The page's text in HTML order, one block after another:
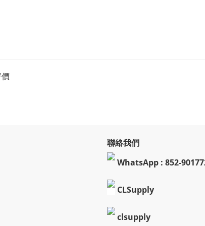
聯絡我們
WhatsApp : 852-
CLSupply
clsupply